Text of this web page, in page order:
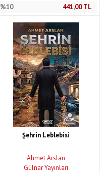
%10
441,00TL
Şehrin Leblebisi
Ahmet Arslan
Gülnar Yayınları